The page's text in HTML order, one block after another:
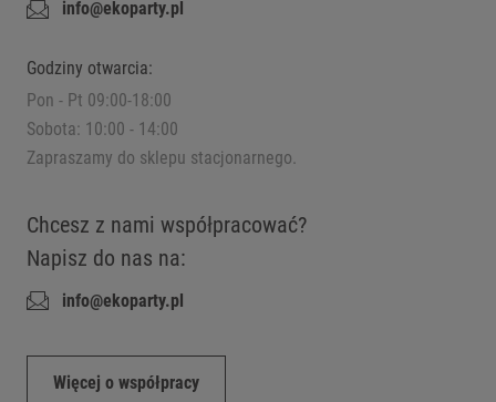
info@ekoparty.pl
Godziny otwarcia:
Pon - Pt 09:00-18:00
Sobota: 10:00 - 14:00
Zapraszamy do sklepu stacjonarnego.
Chcesz z nami współpracować?
Napisz do nas na:
info@ekoparty.pl
Więcej o współpracy